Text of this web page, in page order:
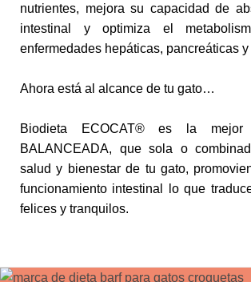
nutrientes, mejora su capacidad de
intestinal y optimiza el
enfermedades hepáticas, pancreáticas
Ahora está al alcance de tu gato…
Biodieta ECOCAT®️ es la mejor
BALANCEADA, que sola o
salud y bienestar de tu gato,
funcionamiento intestinal lo que
felices y tranquilos.